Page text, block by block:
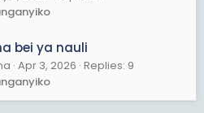
bei ya nauli
Apr 3, 2026 Replies: 9